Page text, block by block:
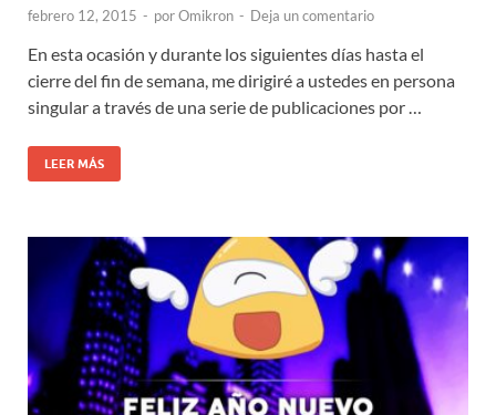
febrero 12, 2015 - porOmikron - Deja un comentario
En esta ocasión y durante los siguientes días hasta el
cierre del fin de semana, me dirigiré a ustedes en persona
singular a través de una serie de publicaciones por …
LEER MÁS